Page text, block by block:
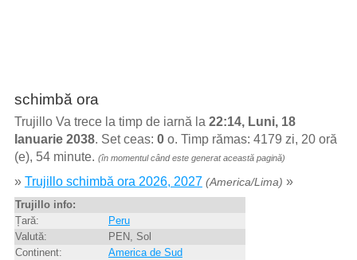
schimbă ora
Trujillo Va trece la timp de iarnă la 22:14, Luni, 18
Ianuarie 2038. Set ceas: 0o. Timp rămas: 4179 zi, 20 oră
(e), 54 minute. (în momentul când este generat această pagină)
» Trujillo schimbă ora 2026, 2027 (America/Lima) »
Trujillo info:
Țară:
Peru
Valută:
PEN, Sol
Continent:
America de Sud